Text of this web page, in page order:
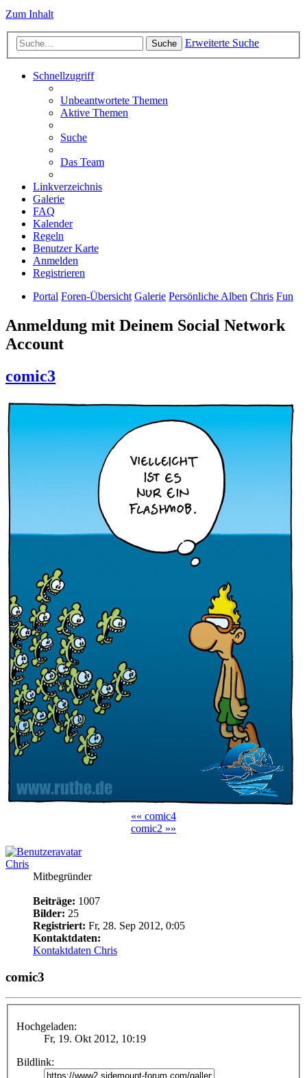
Zum Inhalt
Suche Erweiterte Suche
Schnellzugriff
Unbeantwortete Themen
Aktive Themen
Suche
Das Team
Linkverzeichnis
Galerie
FAQ
Kalender
Regeln
Benutzer Karte
Anmelden
Registrieren
Portal Foren-Übersicht Galerie Persönliche Alben Chris Fun
Anmeldung mit Deinem Social Network
Account
comic3
«« comic4
comic2 »»
Chris
Mitbegründer
Beiträge: 1007
Bilder: 25
Registriert: Fr, 28. Sep 2012, 0:05
Kontaktdaten:
Kontaktdaten Chris
comic3
Hochgeladen:
Fr, 19. Okt 2012, 10:19
Bildlink: